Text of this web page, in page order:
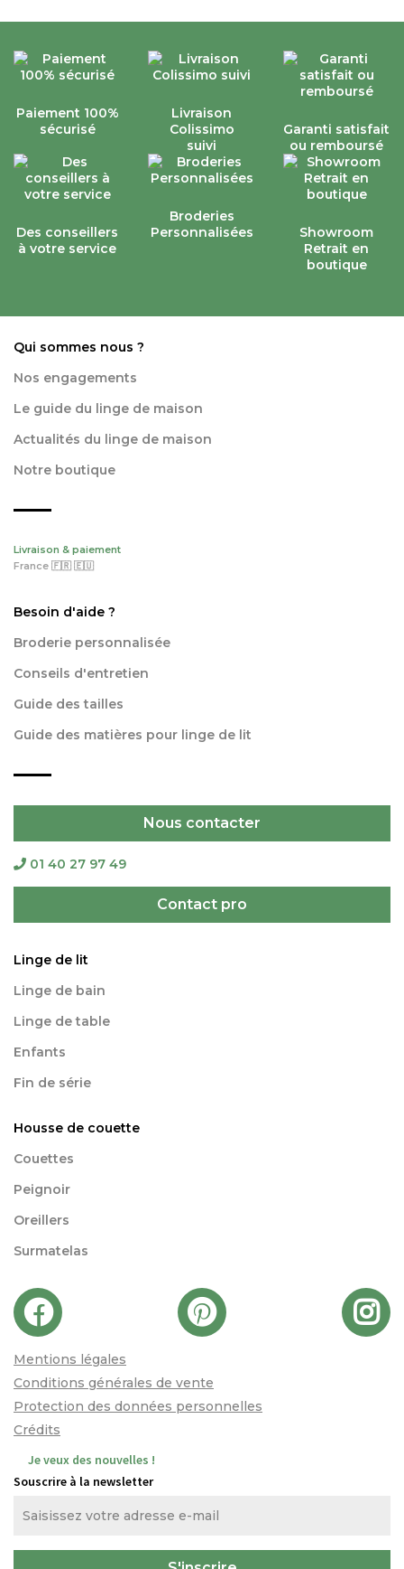
Paiement 100%
sécurisé
Livraison
Colissimo
suivi
Garanti satisfait
ou remboursé
Des conseillers
à votre service
Broderies
Personnalisées
Showroom
Retrait en
boutique
Qui sommes nous ?
Nos engagements
Le guide du linge de maison
Actualités du linge de maison
Notre boutique
Livraison & paiement
France 🇫🇷 🇪🇺
Besoin d'aide ?
Broderie personnalisée
Conseils d'entretien
Guide des tailles
Guide des matières pour linge de lit
Nous contacter
01 40 27 97 49
Contact pro
Linge de lit
Linge de bain
Linge de table
Enfants
Fin de série
Housse de couette
Couettes
Peignoir
Oreillers
Surmatelas
Mentions légales
Conditions générales de vente
Protection des données personnelles
Crédits
Je veux des nouvelles !
Souscrire à la newsletter